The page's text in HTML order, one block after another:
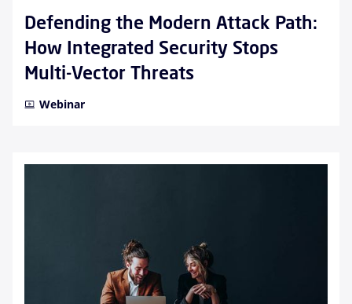
Defending the Modern Attack Path:
How Integrated Security Stops
Multi-Vector Threats
Webinar